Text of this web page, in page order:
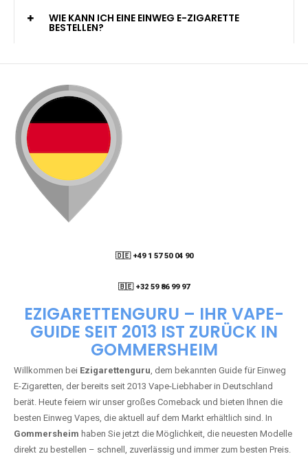
WIE KANN ICH EINE EINWEG E-ZIGARETTE
BESTELLEN?
🇩🇪 +49 1 57 50 04 90
🇧🇪 +32 59 86 99 97
EZIGARETTENGURU – IHR VAPE-
GUIDE SEIT 2013 IST ZURÜCK IN
GOMMERSHEIM
Willkommen bei Ezigarettenguru, dem bekannten Guide für Einweg
E-Zigaretten, der bereits seit 2013 Vape-Liebhaber in Deutschland
berät. Heute feiern wir unser großes Comeback und bieten Ihnen die
besten Einweg Vapes, die aktuell auf dem Markt erhältlich sind. In
Gommersheim haben Sie jetzt die Möglichkeit, die neuesten Modelle
direkt zu bestellen – schnell, zuverlässig und immer zum besten Preis.